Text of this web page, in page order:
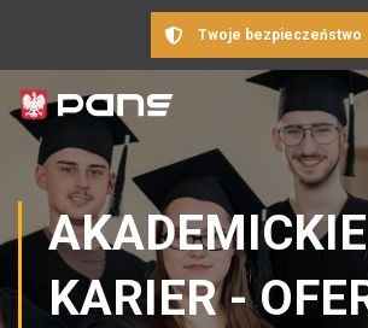
Twoje bezpieczeństwo
KARIER -